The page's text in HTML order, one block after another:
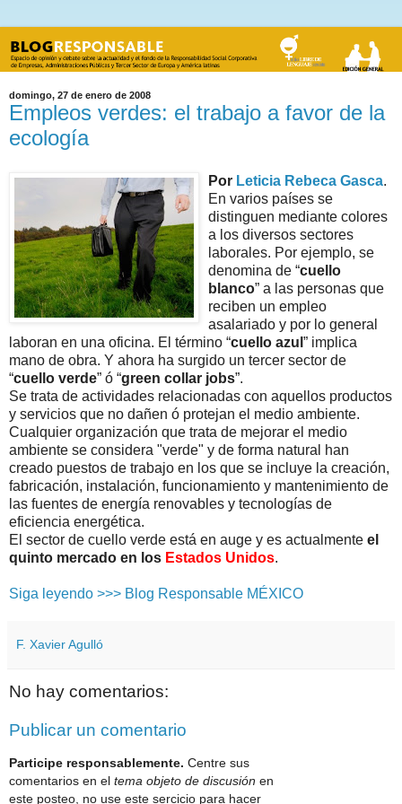
domingo, 27 de enero de 2008
Empleos verdes: el trabajo a favor de la
ecología
Por Leticia Rebeca Gasca.
En varios países se
distinguen mediante colores
a los diversos sectores
laborales. Por ejemplo, se
denomina de “cuello
blanco” a las personas que
reciben un empleo
asalariado y por lo general
laboran en una oficina. El término “cuello azul ” implica
mano de obra. Y ahora ha surgido un tercer sector de
“cuello verde” ó “green collar jobs”.
Se trata de actividades relacionadas con aquellos productos
y servicios que no dañen ó protejan el medio ambiente.
Cualquier organización que trata de mejorar el medio
ambiente se considera "verde" y de forma natural han
creado puestos de trabajo en los que se incluye la creación,
fabricación, instalación, funcionamiento y mantenimiento de
las fuentes de energía renovables y tecnologías de
eficiencia energética.
El sector de cuello verde está en auge y es actualmente el
quinto mercado en los Estados Unidos.
Siga leyendo >>> Blog Responsable MÉXICO
F. Xavier Agulló
No hay comentarios:
Publicar un comentario
Participe responsablemente. Centre sus
comentarios en el tema objeto de discusión en
este posteo, no use este sercicio para hacer